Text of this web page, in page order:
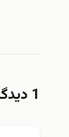
1 دیدگاه